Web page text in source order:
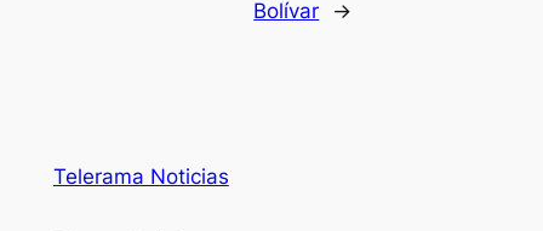
Bolívar
→
Telerama Noticias